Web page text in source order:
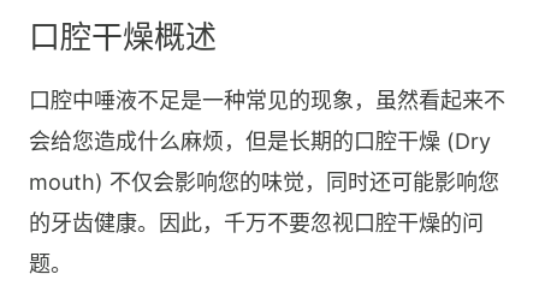
口腔干燥概述
口腔中唾液不足是一种常见的现象，虽然看起来不
会给您造成什么麻烦，但是长期的口腔干燥 (Dry
mouth) 不仅会影响您的味觉，同时还可能影响您
的牙齿健康。因此，千万不要忽视口腔干燥的问
题。